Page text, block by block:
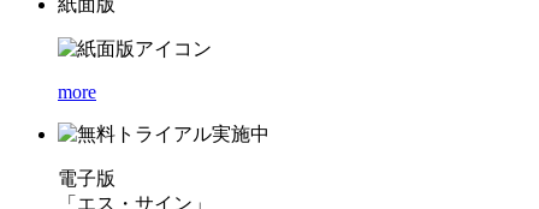
紙面版
more
電子版
「エス・サイン」